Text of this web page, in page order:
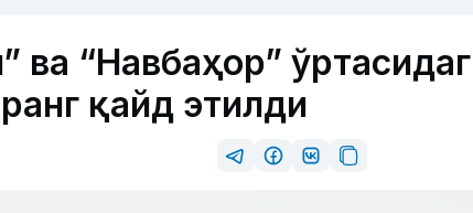
ва “Навбаҳор”
қайд этилди